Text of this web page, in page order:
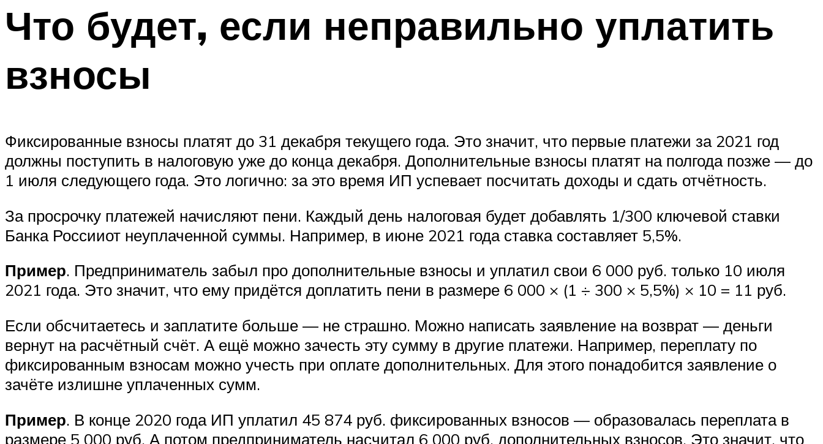
Что будет, если неправильно уплатить
взносы
Фиксированные взносы платят до 31 декабря текущего года. Это значит, что первые платежи за 2021 год
должны поступить в налоговую уже до конца декабря. Дополнительные взносы платят на полгода позже — до
1 июля следующего года. Это логично: за это время ИП успевает посчитать доходы и сдать отчётность.
За просрочку платежей начисляют пени. Каждый день налоговая будет добавлять 1/300 ключевой ставки
Банка Россииот неуплаченной суммы. Например, в июне 2021 года ставка составляет 5,5%.
Пример. Предприниматель забыл про дополнительные взносы и уплатил свои 6 000 руб. только 10 июля
2021 года. Это значит, что ему придётся доплатить пени в размере 6 000 × (1 ÷ 300 × 5,5%) × 10 = 11 руб.
Если обсчитаетесь и заплатите больше — не страшно. Можно написать заявление на возврат — деньги
вернут на расчётный счёт. А ещё можно зачесть эту сумму в другие платежи. Например, переплату по
фиксированным взносам можно учесть при оплате дополнительных. Для этого понадобится заявление о
зачёте излишне уплаченных сумм.
Пример. В конце 2020 года ИП уплатил 45 874 руб. фиксированных взносов — образовалась переплата в
размере 5 000 руб. А потом предприниматель насчитал 6 000 руб. дополнительных взносов. Это значит, что